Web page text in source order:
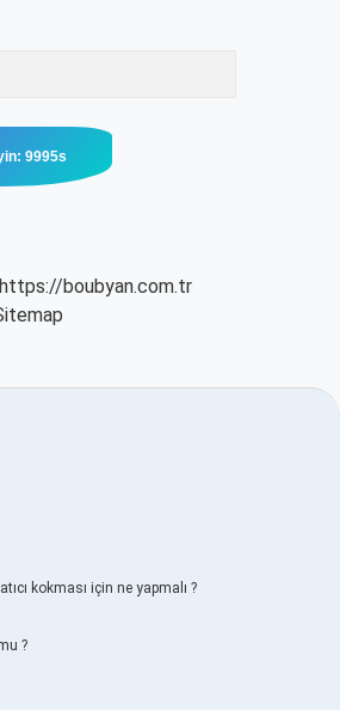
https://boubyan.com.tr
kokması için ne yapmalı ?
?